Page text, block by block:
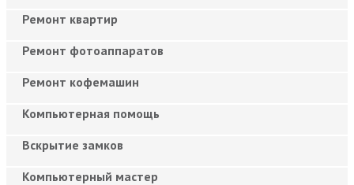
Ремонт квартир
Ремонт фотоаппаратов
Ремонт кофемашин
Компьютерная помощь
Вскрытие замков
Компьютерный мастер